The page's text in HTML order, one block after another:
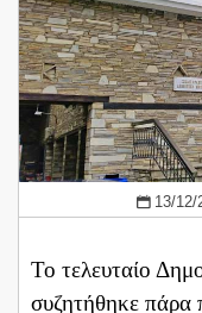
13/12/
Το τελευταίο
συζητήθηκε πάρα